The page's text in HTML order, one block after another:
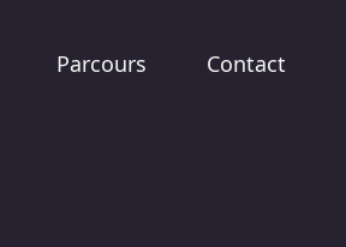
Parcours Contact